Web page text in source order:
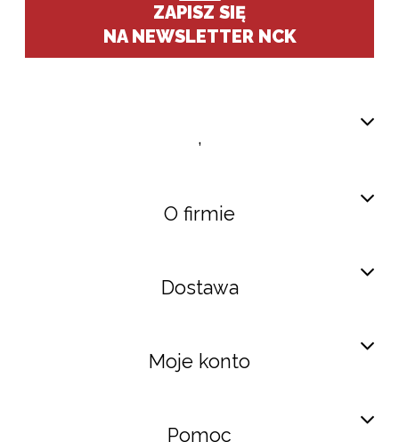
ZAPISZ SIĘ
NA NEWSLETTER NCK
,
O firmie
Dostawa
Moje konto
Pomoc